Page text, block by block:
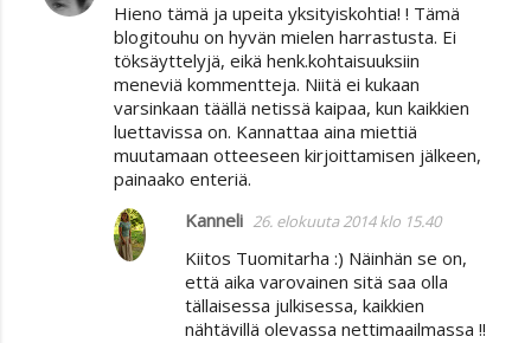
Hieno tämä ja upeita yksityiskohtia! ! Tämä
blogitouhu on hyvän mielen harrastusta. Ei
töksäyttelyjä, eikä henk.kohtaisuuksiin
meneviä kommentteja. Niitä ei kukaan
varsinkaan täällä netissä kaipaa, kun kaikkien
luettavissa on. Kannattaa aina miettiä
muutamaan otteeseen kirjoittamisen jälkeen,
painaako enteriä.
Kanneli 26. elokuuta 2014 klo 15.40
Kiitos Tuomitarha :) Näinhän se on,
että aika varovainen sitä saa olla
tällaisessa julkisessa, kaikkien
nähtävillä olevassa nettimaailmassa !!